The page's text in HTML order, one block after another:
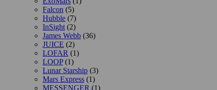
Falcon (5)
Hubble (7)
InSight (2)
James Webb (36)
JUICE (2)
LOFAR (1)
LOOP(1)
Lunar Starship (3)
Mars Express (1)
MESSENGER (1)